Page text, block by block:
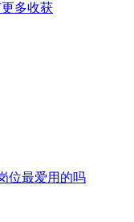
多收获
位最爱用的吗